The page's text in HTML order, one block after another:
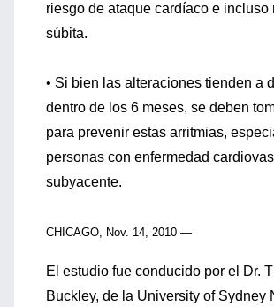
riesgo de ataque cardíaco e incluso
súbita.
• Si bien las alteraciones tienden a
dentro de los 6 meses, se deben
para prevenir estas arritmias,
personas con enfermedad
subyacente.
CHICAGO, Nov. 14, 2010 —
El estudio fue conducido por el Dr.
Buckley, de la University of Sydney